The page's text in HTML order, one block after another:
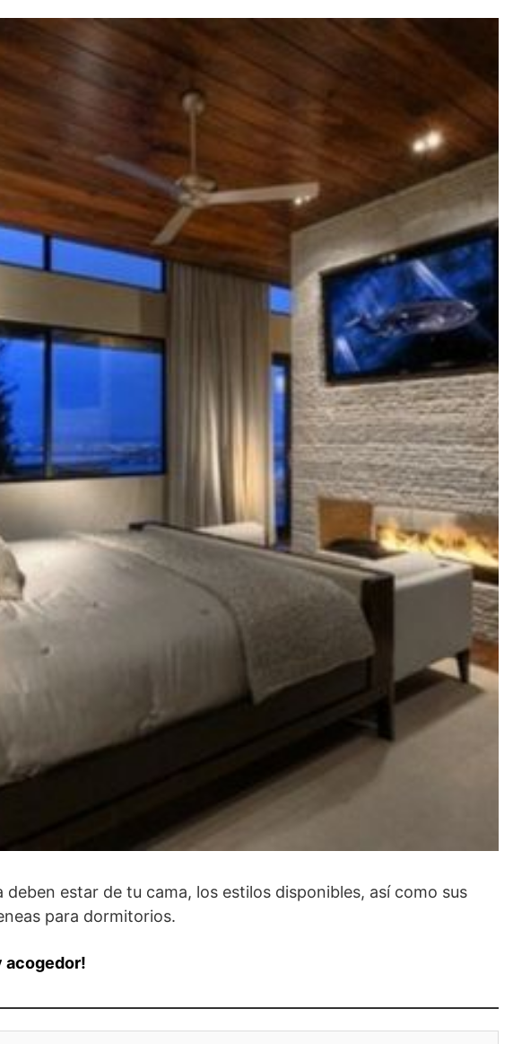
deben estar de tu cama, los estilos disponibles, así como sus
para dormitorios.
acogedor!